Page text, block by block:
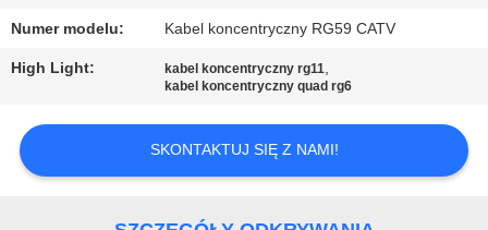
PRIVACY
POLICY
Numer modelu: Kabel koncentryczny RG59 CATV
High Light: kabel koncentryczny rg11,
kabel koncentryczny quad rg6
SKONTAKTUJ SIĘ Z NAMI!